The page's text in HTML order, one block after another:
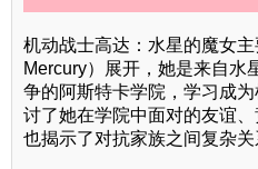
机动战士高达：水星的魔女
Mercury）展开，她是来自水
争的阿斯特卡学院，学习成
讨了她在学院中面对的友谊
也揭示了对抗家族之间复杂关